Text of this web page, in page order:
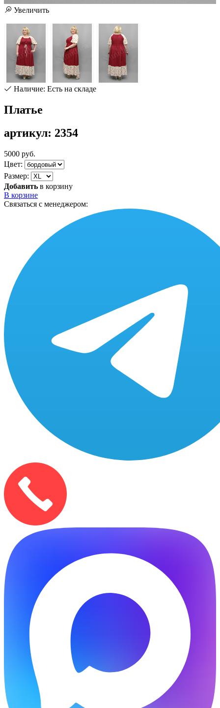
Увеличить
Наличие: Есть на складе
Платье
артикул: 2354
5000 руб.
Цвет:
Размер:
Добавить в корзину
В корзине
Связаться с менеджером: